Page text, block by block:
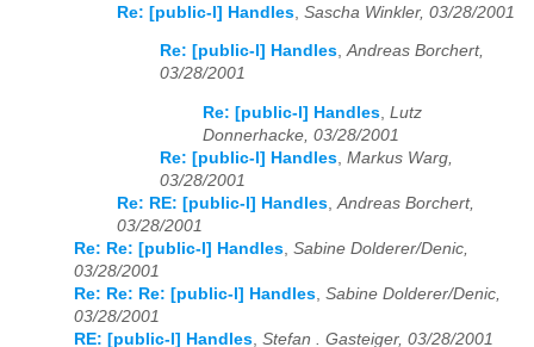
Re: [public-l] Handles Sascha Winkler, 03/28/2001
Re: [public-l] Handles,Andreas Borchert,
03/28/2001
Re: [public-l] Handles Lutz
Donnerhacke, 03/28/2001
Re: [public-l] Handles Markus Warg,
03/28/2001
Re: RE: [public-l] Handles Andreas Borchert,
03/28/2001
Re: Re: [public-l] Handles Sabine Dolderer/Denic,
03/28/2001
Re: Re: Re: [public-l] Handles Sabine Dolderer/Denic,
03/28/2001
RE: [public-l] Handles Stefan . Gasteiger, 03/28/2001